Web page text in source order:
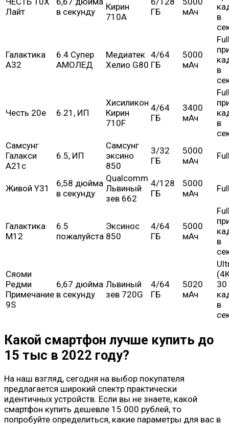
Лайт
в секунду
Кирин
710А
ГБ
мАч
в
Галактика
А32
6.4 Супер
АМОЛЕД
Медиатек
Хелио G80
4/64
ГБ
5000
мАч
в
Честь 20e 6.21, ИП
Хисиликон
Кирин
710F
4/64
ГБ
3400
мАч
в
Самсунг
Галакси
А21с
6.5, ИП
Самсунг
эксино
850
3/32
ГБ
5000
мАч
Живой Y31
6,58 дюйма
в секунду
Qualcomm
Львиный
зев 662
4/128
ГБ
5000
мАч
Галактика
М12
6.5
пожалуйста
Эксинос
850
4/64
ГБ
5000
мАч
в
Сяоми
Редми
Примечание
9S
6,67 дюйма
в секунду
Львиный
зев 720G
4/64
ГБ
5020
мАч
30
в
Какой смартфон лучше купить до
15 тыс в 2022 году?
На наш взгляд, сегодня на выбор покупателя
предлагается широкий спектр практически
идентичных устройств. Если вы не знаете, какой
смартфон купить дешевле 15 000 рублей, то
попробуйте определиться, какие параметры для вас в